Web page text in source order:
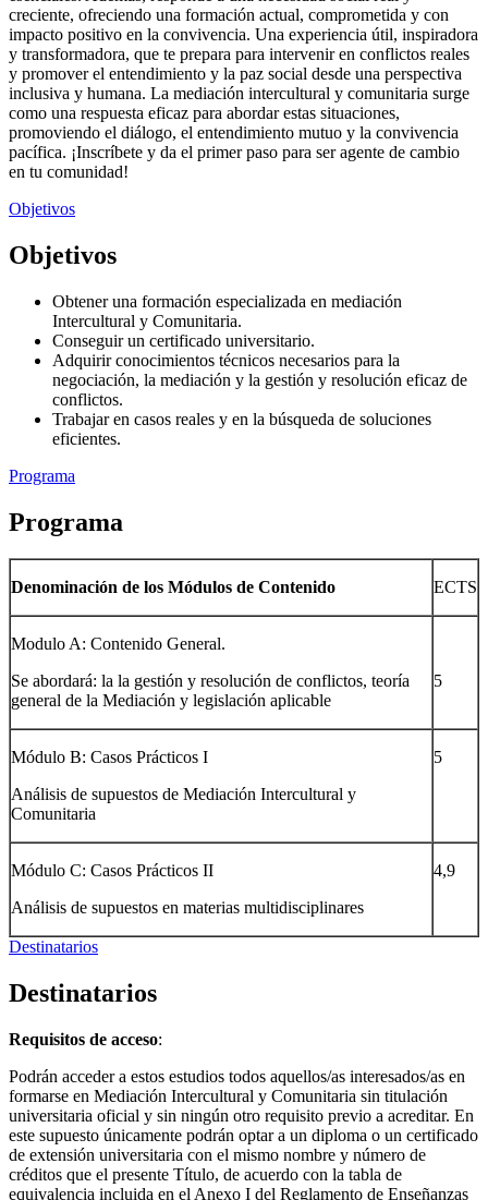
creciente, ofreciendo una formación actual, comprometida y con
impacto positivo en la convivencia. Una experiencia útil, inspiradora
y transformadora, que te prepara para intervenir en conflictos reales
y promover el entendimiento y la paz social desde una perspectiva
inclusiva y humana. La mediación intercultural y comunitaria surge
como una respuesta eficaz para abordar estas situaciones,
promoviendo el diálogo, el entendimiento mutuo y la convivencia
pacífica. ¡Inscríbete y da el primer paso para ser agente de cambio
en tu comunidad!
Objetivos
Objetivos
Obtener una formación especializada en mediación
Intercultural y Comunitaria.
Conseguir un certificado universitario.
Adquirir conocimientos técnicos necesarios para la
negociación, la mediación y la gestión y resolución eficaz de
conflictos.
Trabajar en casos reales y en la búsqueda de soluciones
eficientes.
Programa
Programa
Denominación de los Módulos de Contenido ECTS
Modulo A: Contenido General.
Se abordará: la la gestión y resolución de conflictos, teoría
general de la Mediación y legislación aplicable
5
Módulo B: Casos Prácticos I
Análisis de supuestos de Mediación Intercultural y
Comunitaria
5
Módulo C: Casos Prácticos II
Análisis de supuestos en materias multidisciplinares
4,9
Destinatarios
Destinatarios
Requisitos de acceso:
Podrán acceder a estos estudios todos aquellos/as interesados/as en
formarse en Mediación Intercultural y Comunitaria sin titulación
universitaria oficial y sin ningún otro requisito previo a acreditar. En
este supuesto únicamente podrán optar a un diploma o un certificado
de extensión universitaria con el mismo nombre y número de
créditos que el presente Título, de acuerdo con la tabla de
equivalencia incluida en el Anexo I del Reglamento de Enseñanzas